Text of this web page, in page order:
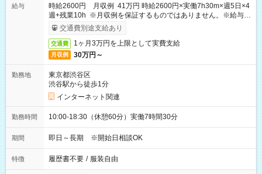
給与
時給2600円 月収例 41万円 時給2600円×実働7h30m×週5日×4
週+残業10h ※月収例を保証するものではありません。※給与即
受取りサービス利用可（利用条件有）
交通費別途支給あり
交通費 1ヶ月3万円を上限として実費支給
月収例 30万円～
勤務地
東京都渋谷区
渋谷駅から徒歩1分
インターネット関連
勤務時間 10:00-18:30（休憩60分）実働7時間30分
期間 即日～長期 ※開始日相談OK
特徴 履歴書不要 / 服装自由